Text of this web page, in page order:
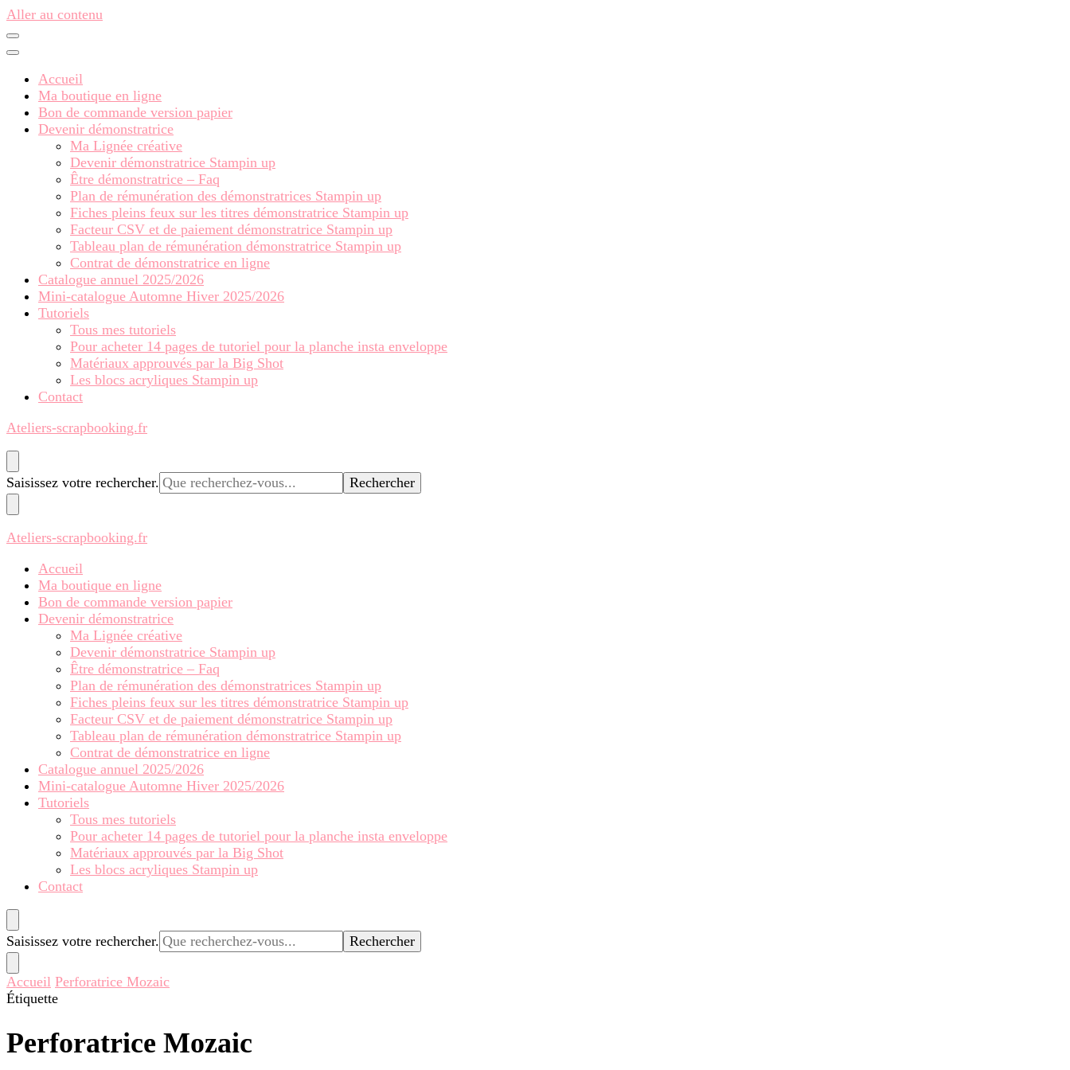
Aller au contenu
Accueil
Ma boutique en ligne
Bon de commande version papier
Devenir démonstratrice
Ma Lignée créative
Devenir démonstratrice Stampin up
Être démonstratrice – Faq
Plan de rémunération des démonstratrices Stampin up
Fiches pleins feux sur les titres démonstratrice Stampin up
Facteur CSV et de paiement démonstratrice Stampin up
Tableau plan de rémunération démonstratrice Stampin up
Contrat de démonstratrice en ligne
Catalogue annuel 2025/2026
Mini-catalogue Automne Hiver 2025/2026
Tutoriels
Tous mes tutoriels
Pour acheter 14 pages de tutoriel pour la planche insta enveloppe
Matériaux approuvés par la Big Shot
Les blocs acryliques Stampin up
Contact
Ateliers-scrapbooking.fr
Vous
recherchiez
quelque
chose ?
Saisissez votre rechercher.
Ateliers-scrapbooking.fr
Accueil
Ma boutique en ligne
Bon de commande version papier
Devenir démonstratrice
Ma Lignée créative
Devenir démonstratrice Stampin up
Être démonstratrice – Faq
Plan de rémunération des démonstratrices Stampin up
Fiches pleins feux sur les titres démonstratrice Stampin up
Facteur CSV et de paiement démonstratrice Stampin up
Tableau plan de rémunération démonstratrice Stampin up
Contrat de démonstratrice en ligne
Catalogue annuel 2025/2026
Mini-catalogue Automne Hiver 2025/2026
Tutoriels
Tous mes tutoriels
Pour acheter 14 pages de tutoriel pour la planche insta enveloppe
Matériaux approuvés par la Big Shot
Les blocs acryliques Stampin up
Contact
Vous
recherchiez
quelque
chose ?
Saisissez votre rechercher.
Accueil Perforatrice Mozaic
Étiquette
Perforatrice Mozaic